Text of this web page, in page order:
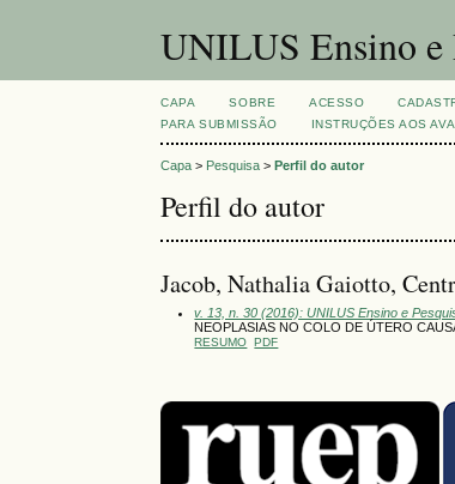
UNILUS Ensino e
CAPA SOBRE ACESSO
PARA SUBMISSÃO
INSTRUÇÕES AOS
Capa > Pesquisa >Perfil do autor
Perfil do autor
Jacob, Nathalia Gaiotto,
v. 13, n. 30 (2016): UNILUS Ensino e
NEOPLASIAS NO COLO DE ÚTERO
RESUMO PDF